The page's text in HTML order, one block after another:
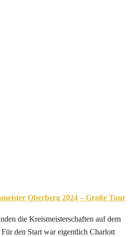
Oberberg 2024 – Große Tour
die Kreismeisterschaften auf dem
den Start war eigentlich Charlott